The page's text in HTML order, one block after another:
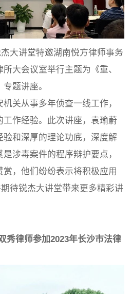
讲堂特邀湖南悦方律师事务
大会议室举行主题为《重、
题讲座。
从事多年侦查一线工作，
作经验。此次讲座，袁瑜蔚
和深厚的理论功底，深度解
涉毒案件的程序辩护要点，
，他们纷纷表示将积极应用
待锐杰大讲堂带来更多精彩讲
秀律师参加2023年长沙市法律